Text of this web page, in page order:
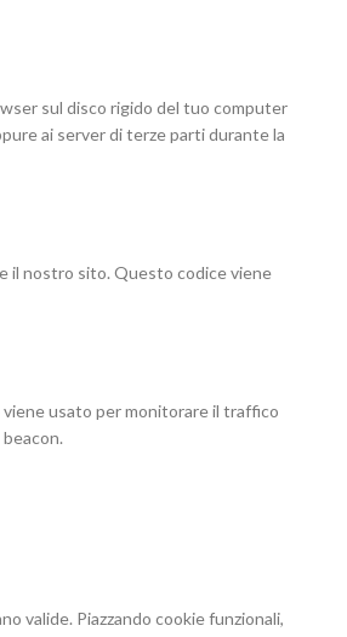
sul disco rigido del tuo computer
ai server di terze parti durante la
il nostro sito. Questo codice viene
viene usato per monitorare il traffico
valide. Piazzando cookie funzionali,